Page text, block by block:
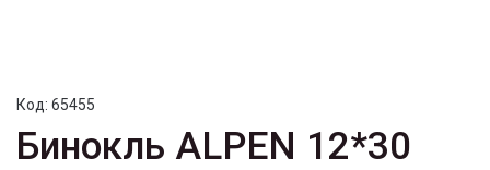
Код: 65455
Бинокль ALPEN 12*30